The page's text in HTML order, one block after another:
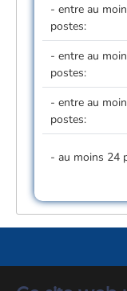
- entre au
postes:
- entre au
postes:
- entre au
postes:
- au moins 24